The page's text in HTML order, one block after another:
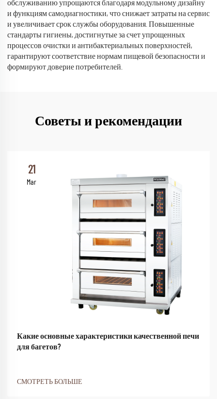
обслуживанию упрощаются благодаря модульному дизайну
и функциям самодиагностики, что снижает затраты на сервис
и увеличивает срок службы оборудования. Повышенные
стандарты гигиены, достигнутые за счет упрощенных
процессов очистки и антибактериальных поверхностей,
гарантируют соответствие нормам пищевой безопасности и
формируют доверие потребителей.
Советы и рекомендации
21
Mar
Какие основные характеристики качественной печи
для багетов?
СМОТРЕТЬ БОЛЬШЕ